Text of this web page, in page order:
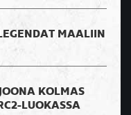
MAALIIN
KOLMAS
LUOKASSA